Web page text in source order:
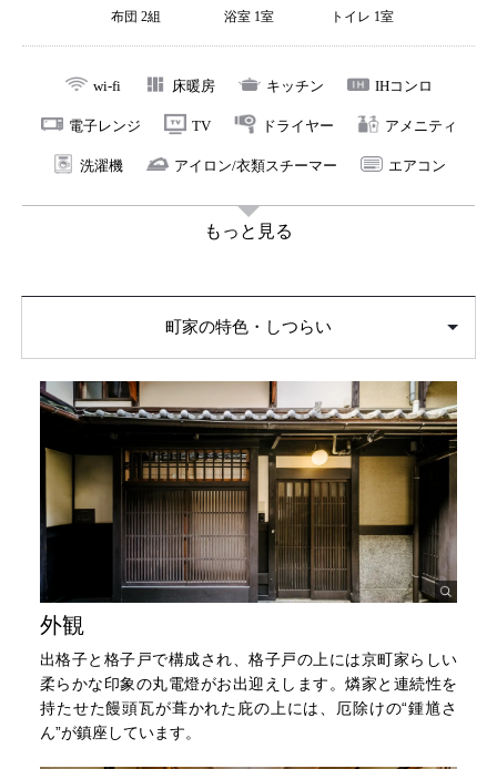
はすべてモダンに一新され、快適にお過ごしいただけま
す。
京町家の意匠と現代人の住み心地の調和が図られた当町
家で「まるで暮らすように」京都をお楽しみください。
布団 2組 浴室 1室 トイレ 1室
wi-fi 床暖房 キッチン IHコンロ
電子レンジ TV ドライヤー アメニティ
洗濯機 アイロン/衣類スチーマー エアコン
もっと見る
町家の特色・しつらい
外観
出格子と格子戸で構成され、格子戸の上には京町家らしい
柔らかな印象の丸電燈がお出迎えします。燐家と連続性を
持たせた饅頭瓦が葺かれた庇の上には、厄除けの“鍾馗さ
ん”が鎮座しています。